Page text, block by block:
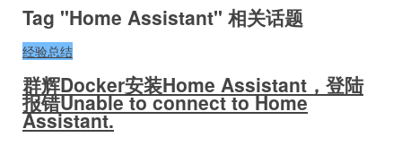
Tag "Home Assistant" 相关话题
经验总结
群辉Docker安装Home Assistant，登陆
报错Unable to connect to Home
Assistant.